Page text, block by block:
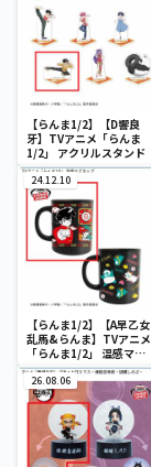
【らんま1/2】【D響良
牙】TVアニメ「らんま
1/2」 アクリルスタンド
24.12.10
【らんま1/2】【A早乙女
乱馬&らんま】TVアニメ
「らんま1/2」 温感マグ
カップ
26.08.06